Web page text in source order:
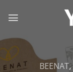
BEENAT,